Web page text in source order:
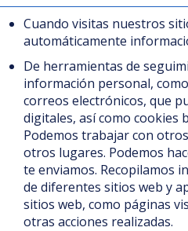
Cuando visitas nuestros
automáticamente
De herramientas de
información personal,
correos electrónicos, que
digitales, así como cookies
Podemos trabajar con
otros lugares. Podemos
te enviamos. Recopilamos
de diferentes sitios web y
sitios web, como páginas
otras acciones realizadas.